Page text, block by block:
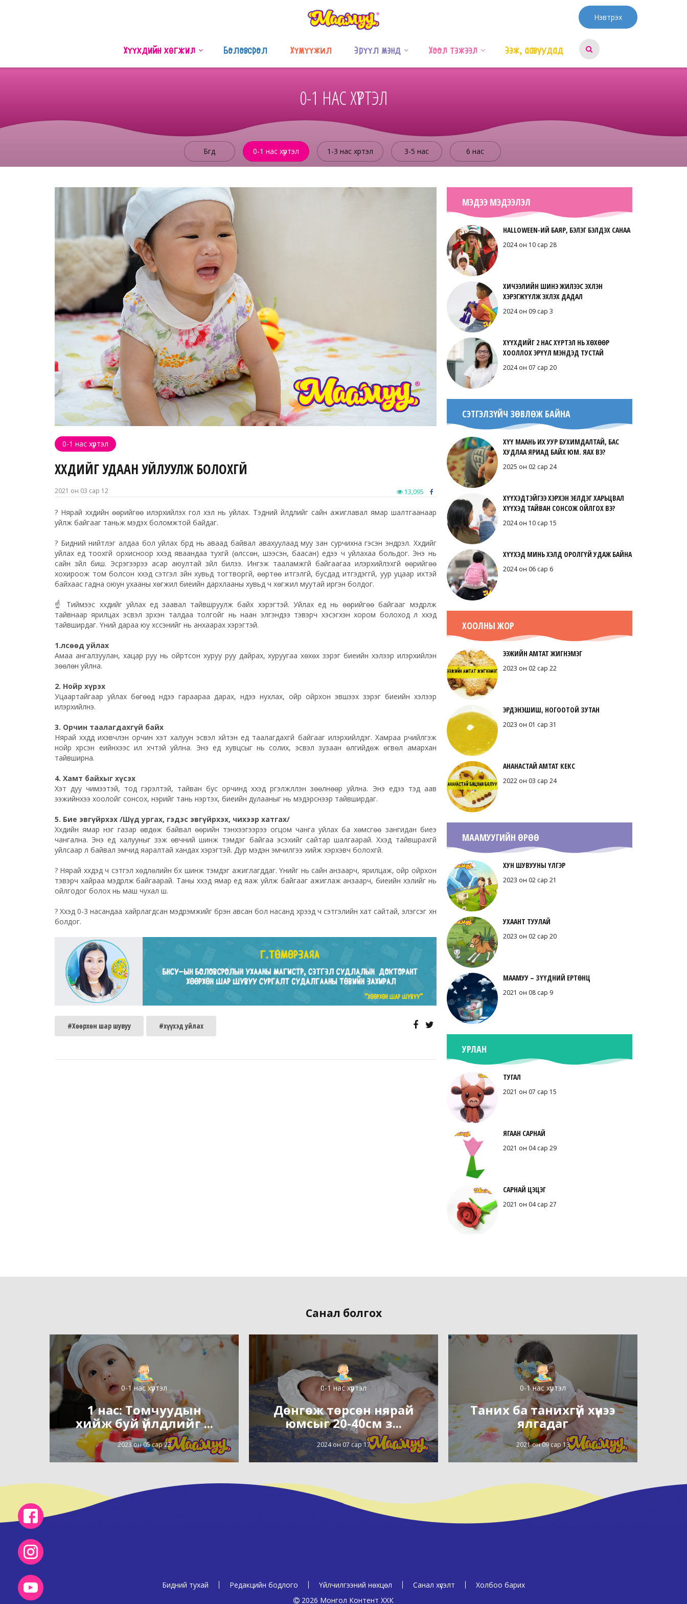
Нэвтрэх
Хүүхдийн хөгжил Боловсрол Хүмүүжил Эрүүл мэнд Хоол тэжээл Ээж, аавуудад
0-1 НАС ХҮРТЭЛ
Бүгд 0-1 нас хүртэл 1-3 нас хүртэл 3-5 нас 6 нас
0-1 нас хүртэл
ХҮҮХДИЙГ УДААН УЙЛУУЛЖ БОЛОХГҮЙ
2021 он 03 сар 12 13,095
? Нярай хүүхдийн өөрийгөө илэрхийлэх гол хэл нь уйлах. Тэдний үйлдлийг сайн ажиглавал ямар шалтгаанаар
уйлж байгааг таньж мэдэх боломжтой байдаг.
? Бидний нийтлэг алдаа бол уйлах бүрд нь аваад байвал авахуулаад муу зан сурчихна гэсэн эндүүрэл. Хүүхдийг
уйлах үед тоохгүй орхисноор хүүхэд яваандаа тухгүй (өлссөн, шээсэн, баасан) үедээ ч уйлахаа больдог. Энэ нь
сайн зүйл биш. Эсрэгээрээ асар аюултай зүйл билээ. Ингэж тааламжгүй байгаагаа илэрхийлэхгүй өөрийгөө
хохироож том болсон хүүхэд сэтгэл зүйн хувьд тогтворгүй, өөртөө итгэлгүй, бусдад итгэдэггүй, уур уцаар ихтэй
байхаас гадна оюун ухааны хөгжил биеийн дархлааны хувьд ч хөгжил муутай иргэн болдог.
☝️
Тиймээс хүүхдийг уйлах үед заавал тайвшруулж байх хэрэгтэй. Уйлах үед нь өөрийгөө байгааг мэдрүүлж
тайвнаар ярилцах эсвэл зүрхэн талдаа толгойг нь наан элгэндээ тэвэрч хэсэгхэн хором болоход л хүүхэд
тайвширдаг. Үүний дараа юу хүссэнийг нь анхаарах хэрэгтэй.
1.Өлсөөд уйлах
Амаа ангалзуулан, хацар руу нь ойртсон хуруу руу дайрах, хуруугаа хөхөх зэрэг биеийн хэлээр илэрхийлэн
зөөлөн уйлна.
2. Нойр хүрэх
Уцаартайгаар уйлах бөгөөд нүдээ гараараа дарах, нүдээ нухлах, ойр ойрхон эвшээх зэрэг биеийн хэлээр
илэрхийлнэ.
3. Орчин таалагдахгүй байх
Нярай хүүхдүүд ихэвчлэн орчин хэт халуун эсвэл хүйтэн үед таалагдахгүй байгааг илэрхийлдэг. Хамраа үрчийлгэж
нойр хүрсэн үеийнхээс илүү хүчтэй уйлна. Энэ үед хувцсыг нь солих, эсвэл зузаан өлгийдөж өгвөл амархан
тайвширна.
4. Хамт байхыг хүсэх
Хэт дуу чимээтэй, тод гэрэлтэй, тайван бус орчинд хүүхэд үргэлжлүүлэн зөөлнөөр уйлна. Энэ үедээ тэд аав
ээжийнхээ хоолойг сонсох, үнэрийг тань үнэртэх, биеийн дулааныг нь мэдэрснээр тайвширдаг.
5. Бие эвгүйрхэх /Шүд ургах, гэдэс эвгүйрхэх, чихээр хатгах/
Хүүхдийн ямар нэг газар өвдөж байвал өөрийн тэнхээгээрээ огцом чанга уйлах ба хөмсгөө зангидан биеэ
чангална. Энэ үед халууныг үзэж өвчний шинж тэмдэг байгаа эсэхийг сайтар шалгаарай. Хүүхэд тайвшрахгүй
уйлсаар л байвал эмчид яаралтай хандах хэрэгтэй. Дур мэдэн эмчилгээ хийж хэрхэвч болохгүй.
? Нярай хүүхдэд ч сэтгэл хөдлөлийн бүх шинж тэмдэг ажиглагддаг. Үүнийг нь сайн анзаарч, ярилцаж, ойр ойрхон
тэвэрч хайраа мэдрүүлж байгаарай. Таны хүүхэд ямар үед яаж уйлж байгааг ажиглаж анзаарч, биеийн хэлийг нь
ойлгодог болох нь маш чухал шүү.
? Хүүхэд 0-3 насандаа хайрлагдсан мэдрэмжийг бүрэн авсан бол насанд хүрээд ч сэтгэлийн хат сайтай, элэгсэг хүн
болдог.
#Хөөрхөн шар шувуу #хүүхэд уйлах
МЭДЭЭ МЭДЭЭЛЭЛ
HALLOWEEN-ИЙ БАЯР, БЭЛЭГ БЭЛДЭХ САНАА
2024 он 10 сар 28
ХИЧЭЭЛИЙН ШИНЭ ЖИЛЭЭС ЭХЛЭН
ХЭРЭГЖҮҮЛЖ ЭХЛЭХ ДАДАЛ
2024 он 09 сар 3
ХҮҮХДИЙГ 2 НАС ХҮРТЭЛ НЬ ХӨХӨӨР
ХООЛЛОХ ЭРҮҮЛ МЭНДЭД ТУСТАЙ
2024 он 07 сар 20
СЭТГЭЛЗҮЙЧ ЗӨВЛӨЖ БАЙНА
ХҮҮ МААНЬ ИХ УУР БУХИМДАЛТАЙ, БАС
ХУДЛАА ЯРИАД БАЙХ ЮМ. ЯАХ ВЭ?
2025 он 02 сар 24
ХҮҮХЭДТЭЙГЭЭ ХЭРХЭН ЭЕЛДЭГ ХАРЬЦВАЛ
ХҮҮХЭД ТАЙВАН СОНСОЖ ОЙЛГОХ ВЭ?
2024 он 10 сар 15
ХҮҮХЭД МИНЬ ХЭЛД ОРОЛГҮЙ УДАЖ БАЙНА
2024 он 06 сар 6
ХООЛНЫ ЖОР
ЭЭЖИЙН АМТАТ ЖИГНЭМЭГ
2023 он 02 сар 22
ЭРДЭНЭШИШ, НОГООТОЙ ЗУТАН
2023 он 01 сар 31
АНАНАСТАЙ АМТАТ КЕКС
2022 он 03 сар 24
МААМУУГИЙН ӨРӨӨ
ХУН ШУВУУНЫ ҮЛГЭР
2023 он 02 сар 21
УХААНТ ТУУЛАЙ
2023 он 02 сар 20
МААМУУ – ЗҮҮДНИЙ ЕРТӨНЦ
2021 он 08 сар 9
УРЛАН
ТУГАЛ
2021 он 07 сар 15
ЯГААН САРНАЙ
2021 он 04 сар 29
САРНАЙ ЦЭЦЭГ
2021 он 04 сар 27
Санал болгох
0-1 нас хүртэл
1 нас: Томчуудын
хийж буй үйлдлийг ...
2023 он 05 сар 23
0-1 нас хүртэл
Дөнгөж төрсөн нярай
юмсыг 20-40см з...
2024 он 07 сар 17
0-1 нас хүртэл
Таних ба танихгүй хүнээ
ялгадаг
2021 он 09 сар 13
Бидний тухай Редакцийн бодлого Үйлчилгээний нөхцөл Санал хүсэлт
Холбоо барих
2026 Монгол Контент ХХК